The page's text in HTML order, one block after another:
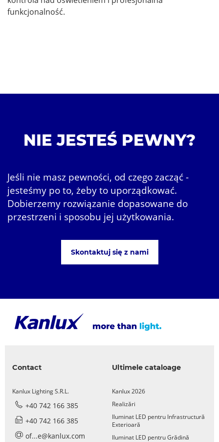
funkcjonalność.
NIE JESTEŚ PEWNY?
Jeśli nie masz pewności, od czego zacząć -
jesteśmy po to, żeby to uporządkować.
Dobierzemy rozwiązanie dopasowane do
przestrzeni i sposobu jej użytkowania.
Skontaktuj się z nami
Contact
Kanlux Lighting S.R.L.
+40 742 166 385
+40 742 166 385
of...e@kanlux.com
Ultimele cataloage
Kanlux 2026
Realizări
Iluminat LED pentru Infrastructură
Exterioară
Iluminat LED pentru Grădină